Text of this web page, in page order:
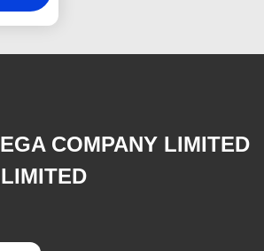
COMPANY LIMITED